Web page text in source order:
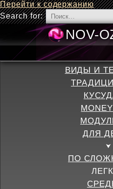
Перейти к содержанию
Search for:
ВИДЫ И
ДЛЯ
ПО